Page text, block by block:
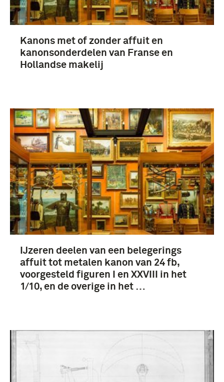
Artillerie-Inrichtingen (33)
Kanons met of zonder affuit en
kanonsonderdelen van Franse en
Hollandse makelij
IJzeren deelen van een belegerings
affuit tot metalen kanon van 24 fb,
voorgesteld figuren I en XXVIII in het
1/10, en de overige in het …